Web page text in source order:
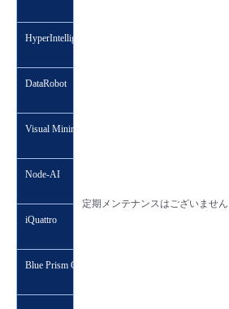
定期メンテナンスはございません
HyperIntelligence
DataRobot
Visual Mining Studio
Node-AI
iQuattro
Blue Prism Cloud